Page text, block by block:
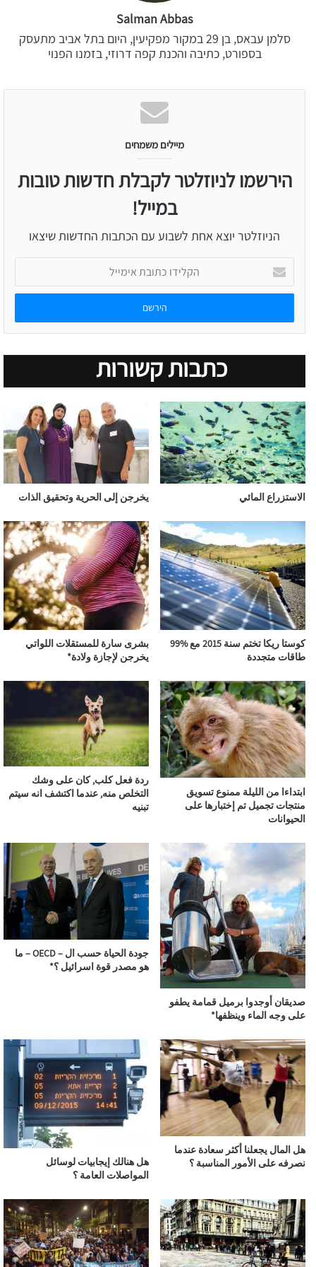
Salman Abbas
סלמן עבאס, בן 29 במקור מפקיעין, היום בתל אביב מתעסק
בספורט, כתיבה והכנת קפה דרוזי, בזמנו הפנוי
מיילים משמחים
הירשמו לניוזלטר לקבלת חדשות טובות
במייל!
הניוזלטר יוצא אחת לשבוע עם הכתבות החדשות שיצאו
הקלידו
כתובת
אימייל
כתבות קשורות
الاستزراع المائي يخرجن إلى الحرية وتحقيق الذات
كوستا ريكا تختم سنة 2015 مع %99
طاقات متجددة
بشرى سارة للمستقلات اللواتي
يخرجن لإجازة ولادة*
ابتداءا من الليلة ممنوع تسويق
منتجات تجميل تم إختبارها على
الحيوانات
ردة فعل كلب, كان على وشك
التخلص منه, عندما اكتشف انه سيتم
تبنيه
صديقان أوجدوا برميل قمامة يطفو
على وجه الماء وينظفها*
جودة الحياة حسب ال – OECD – ما
هو مصدر قوة اسرائيل ؟*
هل المال يجعلنا أكثر سعادة عندما
نصرفه على الأمور المناسبة ؟
هل هنالك إيجابيات لوسائل
المواصلات العامة ؟